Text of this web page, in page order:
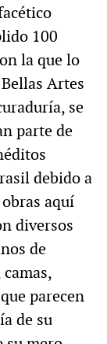
100
la que lo
Artes
se
parte de
debido a
aquí
diversos
de
parecen
de su